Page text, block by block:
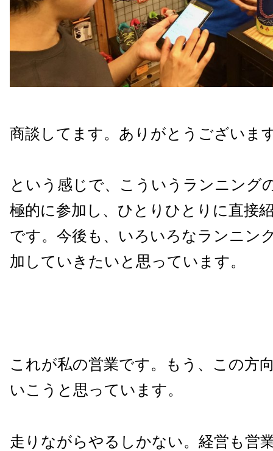
商談してます。 ありがとうございま
という感じで、こういうランニング
極的に参加し、ひとりひとりに直接
です。今後も、いろいろなランニン
加していきたいと思っています。
これが私の営業です。もう、この方
いこうと思っています。
走りながらやるしかない。経営も営